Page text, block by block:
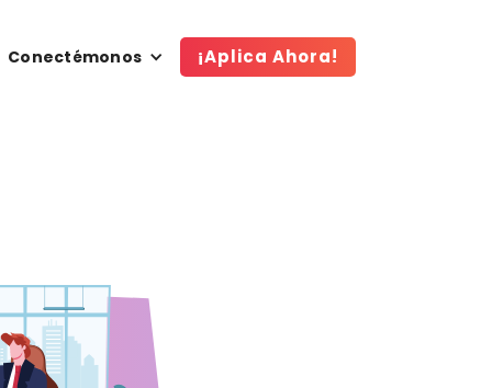
Conectémonos ¡Aplica Ahora!